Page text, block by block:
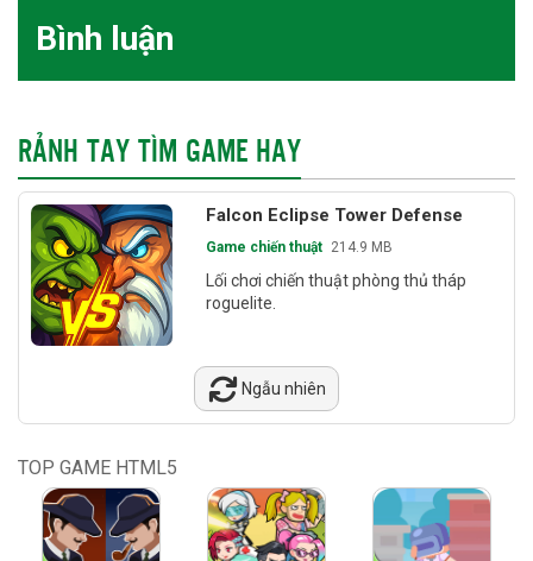
Bình luận
RẢNH TAY TÌM GAME HAY
Falcon Eclipse Tower Defense
Game chiến thuật 214.9 MB
Lối chơi chiến thuật phòng thủ tháp
roguelite.
Ngẫu nhiên
TOP GAME HTML5